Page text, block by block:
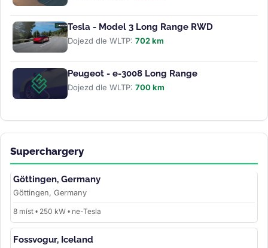
Tesla - Model 3 Long Range RWD
Dojezd dle WLTP: 702 km
Peugeot - e-3008 Long Range
Dojezd dle WLTP: 700 km
Superchargery
Göttingen, Germany
Göttingen, Germany
8 míst • 250 kW • ne-Tesla
Fossvogur, Iceland